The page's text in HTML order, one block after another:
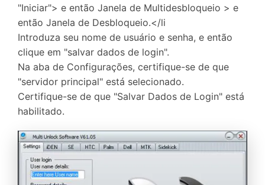
"Iniciar"> e então Janela de Multidesbloqueio > e
então Janela de Desbloqueio.</li
Introduza seu nome de usuário e senha, e então
clique em "salvar dados de login".
Na aba de Configurações, certifique-se de que
"servidor principal" está selecionado.
Certifique-se de que "Salvar Dados de Login" está
habilitado.